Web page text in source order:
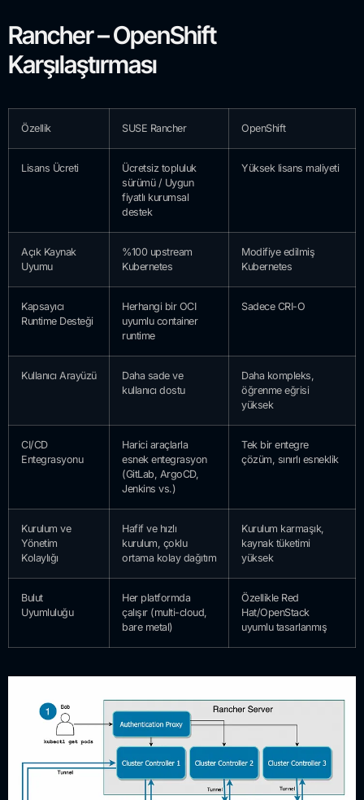
Rancher – OpenShift
Karşılaştırması
Özellik SUSE Rancher OpenShift
Lisans Ücreti
Ücretsiz topluluk
sürümü / Uygun
fiyatlı kurumsal
destek
Yüksek lisans maliyeti
Açık Kaynak
Uyumu
%100 upstream
Kubernetes
Modifiye edilmiş
Kubernetes
Kapsayıcı
Runtime Desteği
Herhangi bir OCI
uyumlu container
runtime
Sadece CRI-O
Kullanıcı Arayüzü
Daha sade ve
kullanıcı dostu
Daha kompleks,
öğrenme eğrisi
yüksek
CI/CD
Entegrasyonu
Harici araçlarla
esnek entegrasyon
(GitLab, ArgoCD,
Jenkins vs.)
Tek bir entegre
çözüm, sınırlı esneklik
Kurulum ve
Yönetim
Kolaylığı
Hafif ve hızlı
kurulum, çoklu
ortama kolay dağıtım
Kurulum karmaşık,
kaynak tüketimi
yüksek
Bulut
Uyumluluğu
Her platformda
çalışır (multi-cloud,
bare metal)
Özellikle Red
Hat/OpenStack
uyumlu tasarlanmış